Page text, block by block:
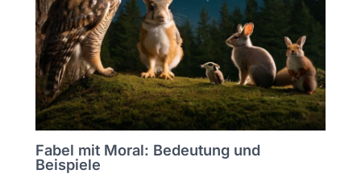
Fabel mit Moral: Bedeutung und
Beispiele